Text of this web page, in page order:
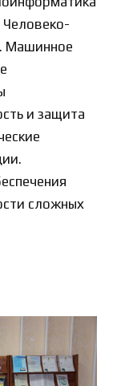
Машинное
и защита
сложных